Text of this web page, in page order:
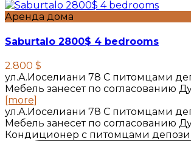
Аренда дома
Saburtalo 2800$ 4 bedrooms
2.800 $
ул.А.Иоселиани 78 С питомцами
Мебель занесет по согласованию
[more]
ул.А.Иоселиани 78 С питомцами
Мебель занесет по согласованию
Кондиционер с питомцами депози